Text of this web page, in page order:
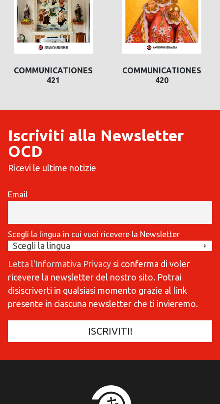
COMMUNICATIONES
421
COMMUNICATIONES
420
Iscriviti alla Newsletter
OCD
Ricevi le ultime notizie
Email
Scegli la lingua in cui vuoi ricevere la Newsletter
Letta l'Informativa Privacy si conferma di voler
ricevere la newsletter del nostro sito. Potrai
disiscriverti in qualsiasi momento grazie al link
presente in ciascuna newsletter che ti invieremo.